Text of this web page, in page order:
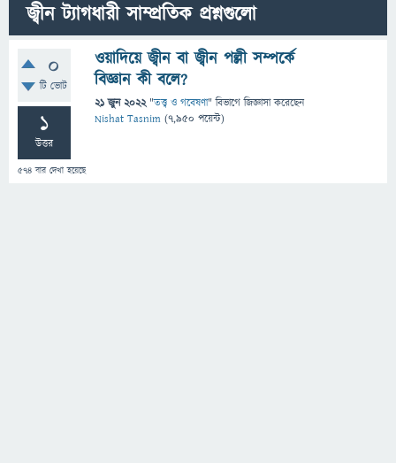
জ্বীন ট্যাগধারী সাম্প্রতিক প্রশ্নগুলো
0
টি ভোট
1
উত্তর
574 বার দেখা হয়েছে
ওয়াদিয়ে জ্বীন বা জ্বীন পল্লী সম্পর্কে
বিজ্ঞান কী বলে?
21 জুন 2022 "তত্ত্ব ও গবেষণা" বিভাগে জিজ্ঞাসাকরেছেন
Nishat Tasnim (7,950 পয়েন্ট)